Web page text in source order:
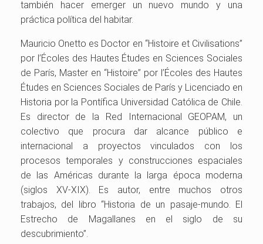
también hacer emerger un nuevo mundo y una
práctica política del habitar.
Mauricio Onetto es Doctor en “Histoire et Civilisations”
por l’Écoles des Hautes Études en Sciences Sociales
de París, Master en “Histoire” por l’Écoles des Hautes
Études en Sciences Sociales de París y Licenciado en
Historia por la Pontífica Universidad Católica de Chile.
Es director de la Red Internacional GEOPAM, un
colectivo que procura dar alcance público e
internacional a proyectos vinculados con los
procesos temporales y construcciones espaciales
de las Américas durante la larga época moderna
(siglos XV-XIX). Es autor, entre muchos otros
trabajos, del libro “Historia de un pasaje-mundo. El
Estrecho de Magallanes en el siglo de su
descubrimiento”.